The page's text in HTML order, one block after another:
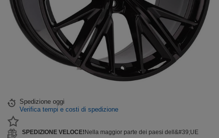
Spedizione oggi
Verifica tempi e costi di spedizione
SPEDIZIONE VELOCE! Nella maggior parte dei paesi dell&#39;UE